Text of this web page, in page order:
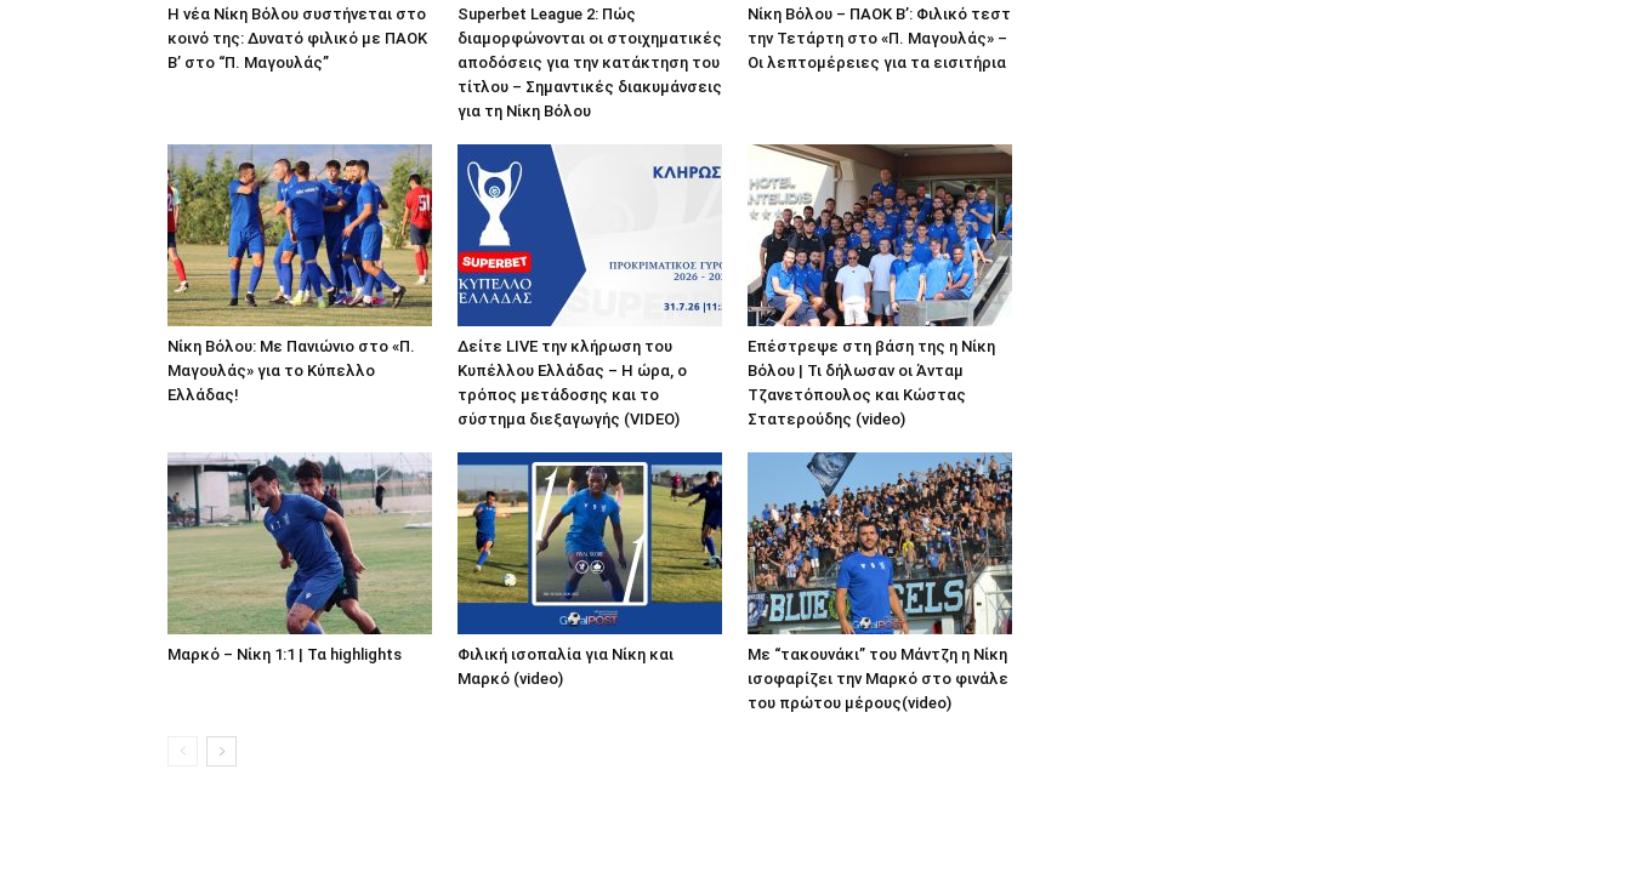
Η νέα Νίκη Βόλου συστήνεται στο
κοινό της: Δυνατό φιλικό με ΠΑΟΚ
Β’ στο “Π. Μαγουλάς”
Superbet League 2: Πώς
διαμορφώνονται οι στοιχηματικές
αποδόσεις για την κατάκτηση του
τίτλου – Σημαντικές διακυμάνσεις
για τη Νίκη Βόλου
Νίκη Βόλου – ΠΑΟΚ Β’: Φιλικό τεστ
την Τετάρτη στο «Π. Μαγουλάς» –
Οι λεπτομέρειες για τα εισιτήρια
Νίκη Βόλου: Με Πανιώνιο στο «Π.
Μαγουλάς» για το Κύπελλο
Ελλάδας!
Δείτε LIVE την κλήρωση του
Κυπέλλου Ελλάδας – Η ώρα, ο
τρόπος μετάδοσης και το
σύστημα διεξαγωγής (VIDEO)
Επέστρεψε στη βάση της η Νίκη
Βόλου | Τι δήλωσαν οι Άνταμ
Τζανετόπουλος και Κώστας
Στατερούδης (video)
Μαρκό – Νίκη 1:1 | Τα highlights
Φιλική ισοπαλία για Νίκη και
Μαρκό (video)
Με “τακουνάκι” του Μάντζη η Νίκη
ισοφαρίζει την Μαρκό στο φινάλε
του πρώτου μέρους(video)